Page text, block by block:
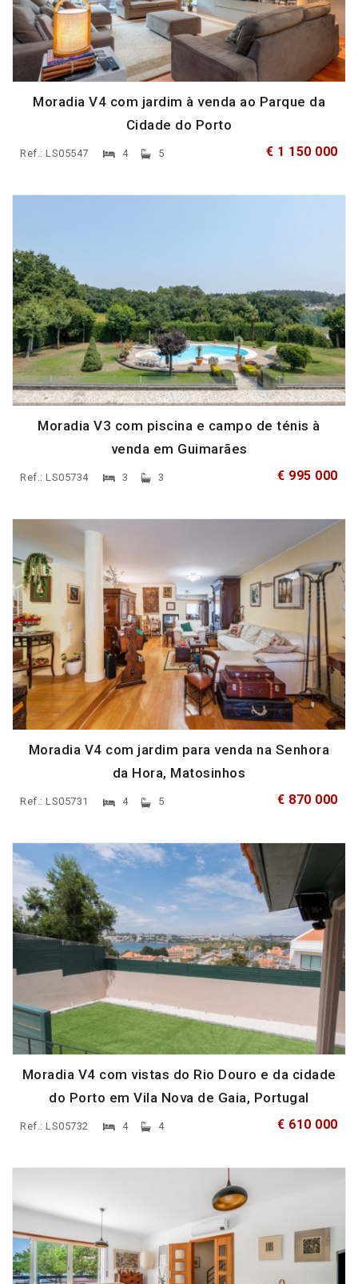
Moradia V4 com jardim à venda ao Parque da
Cidade do Porto
Ref.: LS05547 4 5 € 1 150 000
Moradia V3 com piscina e campo de ténis à
venda em Guimarães
Ref.: LS05734 3 3 € 995 000
Moradia V4 com jardim para venda na Senhora
da Hora, Matosinhos
Ref.: LS05731 4 5 € 870 000
Moradia V4 com vistas do Rio Douro e da cidade
do Porto em Vila Nova de Gaia, Portugal
Ref.: LS05732 4 4 € 610 000